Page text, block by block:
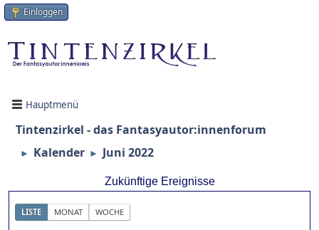
Einloggen
Hauptmenü
Tintenzirkel - das Fantasyautor:innenforum
► Kalender ► Juni 2022
Zukünftige Ereignisse
LISTE MONAT WOCHE